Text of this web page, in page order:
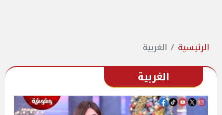
الرئيسية الغربية
الغربية